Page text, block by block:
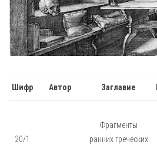
Шифр Автор Заглавие
20/1
Фрагменты
ранних греческих